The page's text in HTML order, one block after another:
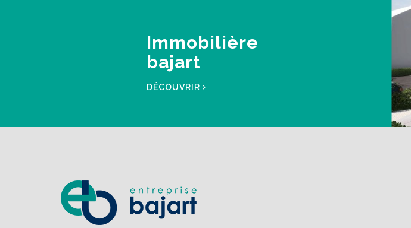
Immobilière
bajart
DÉCOUVRIR